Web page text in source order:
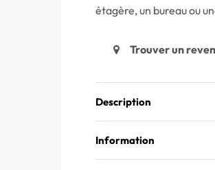
étagère, un bureau ou
Trouver un
Description
Information